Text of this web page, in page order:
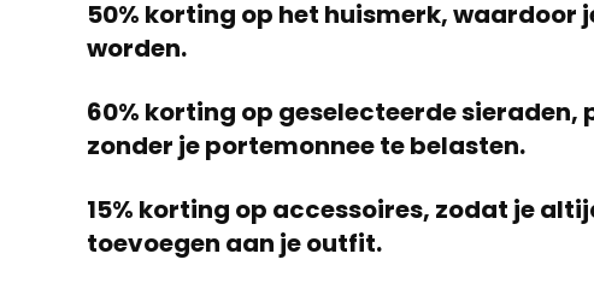
50% korting op het huismerk,
worden.
60% korting op geselecteerde
zonder je portemonnee te belasten.
15% korting op accessoires, zodat je
toevoegen aan je outfit.